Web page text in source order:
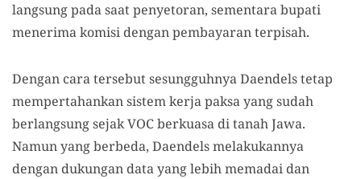
langsung pada saat penyetoran, sementara bupati
menerima komisi dengan pembayaran terpisah.
Dengan cara tersebut sesungguhnya Daendels tetap
mempertahankan sistem kerja paksa yang sudah
berlangsung sejak VOC berkuasa di tanah Jawa.
Namun yang berbeda, Daendels melakukannya
dengan dukungan data yang lebih memadai dan